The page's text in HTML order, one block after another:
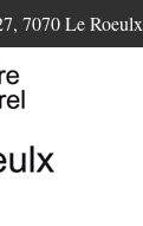
7070 Le Roeulx